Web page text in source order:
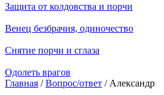
Защита от колдовства и порчи
Венец безбрачия, одиночество
Снятие порчи и сглаза
Одолеть врагов
Главная /Вопрос/ответ / Александр